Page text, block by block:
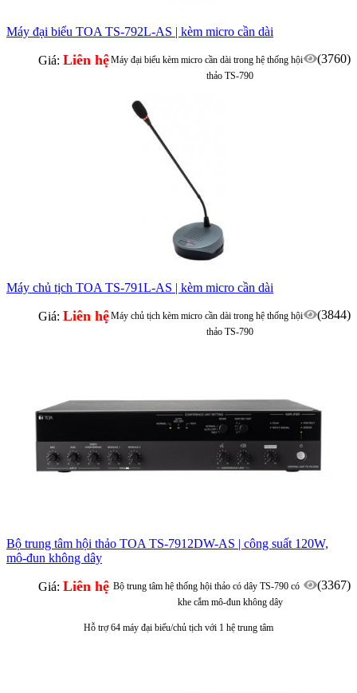
Máy đại biểu TOA TS-792L-AS | kèm micro cần dài
Giá: Liên hệ (3760)
Máy đại biểu kèm micro cần dài trong hệ thống hội
thảo TS-790
Máy chủ tịch TOA TS-791L-AS | kèm micro cần dài
Giá: Liên hệ (3844)
Máy chủ tịch kèm micro cần dài trong hệ thống hội
thảo TS-790
Bộ trung tâm hội thảo TOA TS-7912DW-AS | công suất 120W,
mô-đun không dây
Giá: Liên hệ (3367)
Bộ trung tâm hệ thống hội thảo có dây TS-790 có
khe cắm mô-đun không dây
Hỗ trợ 64 máy đại biểu/chủ tịch với 1 hệ trung tâm